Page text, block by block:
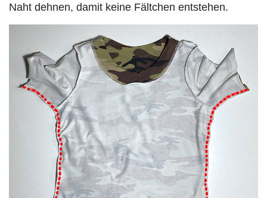
Naht dehnen, damit keine Fältchen entstehen.